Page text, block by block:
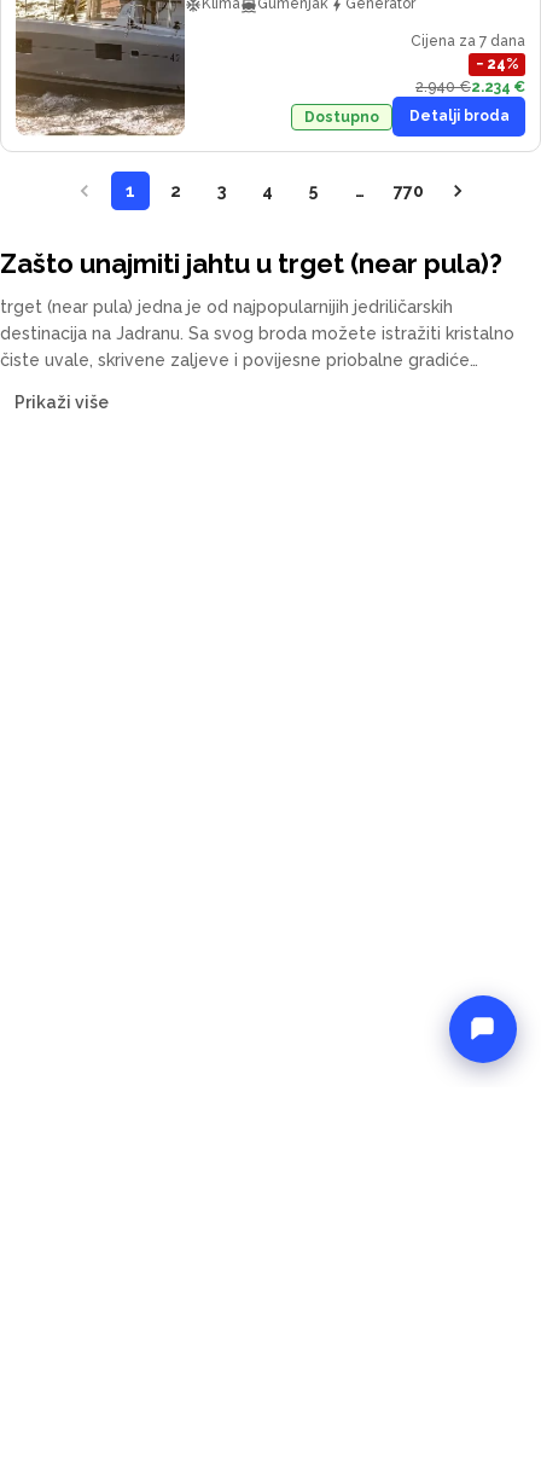
Klima
Gumenjak Generator
Cijena za 7 dana
− 24%
2.940 €2.234 €
Dostupno
Detalji broda
1 2 3 4 5 … 770
Zašto unajmiti jahtu u trget (near pula)?
trget (near pula) jedna je od najpopularnijih jedriličarskih
destinacija na Jadranu. Sa svog broda možete istražiti kristalno
čiste uvale, skrivene zaljeve i povijesne priobalne gradiće
motorne jahte i gulete — s posadom ili bareboat, za svaki budžet.
Prikaži više